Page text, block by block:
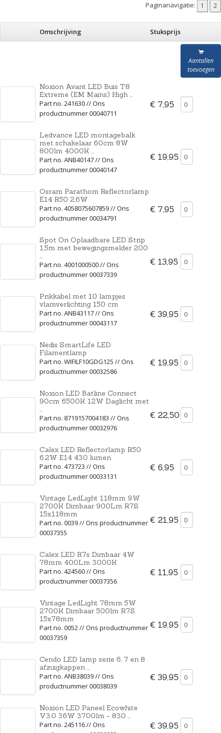
Paginanavigatie:
Omschrijving Stuksprijs
Aantallen
toevoegen
Noxion Avant LED Buis T8
Extreme (EM Mains) High ...
Part no. 241630 // Ons
productnummer 00040711
€ 7,95
Ledvance LED montagebalk
met schakelaar 60cm 8W
800lm 4000K ...
Part no. ANB40147 // Ons
productnummer 00040147
€ 19,95
Osram Parathom Reflectorlamp
E14 R50 2,6W
Part no. 4058075607859 // Ons
productnummer 00034791
€ 7,95
Spot On Oplaadbare LED Strip
1,5m met bewegingsmelder 200
...
Part no. 4001000500 // Ons
productnummer 00037339
€ 13,95
Prikkabel met 10 lampjes
vlamverlichting 150 cm
Part no. ANB43117 // Ons
productnummer 00043117
€ 39,95
Nedis SmartLife LED
Filamentlamp
Part no. WIFILF10GDG125 // Ons
productnummer 00032586
€ 19,95
Noxion LED Batline Connect
90cm 6500K 12W Daglicht met
...
Part no. 8719157004183 // Ons
productnummer 00032976
€ 22,50
Calex LED Reflectorlamp R50
6,2W E14 430 lumen
Part no. 473723 // Ons
productnummer 00033131
€ 6,95
Vintage LedLight 118mm 9W
2700K Dimbaar 900Lm R7S
15x118mm
Part no. 0039 // Ons productnummer
00037355
€ 21,95
Calex LED R7s Dimbaar 4W
78mm 400Lm 3000K
Part no. 424560 // Ons
productnummer 00037356
€ 11,95
Vintage LedLight 78mm 5W
2700K Dimbaar 500lm R7S
15x78mm
Part no. 0052 // Ons productnummer
00037359
€ 19,95
Cendo LED lamp serie 6, 7 en 8
afzuigkappen ...
Part no. ANB38039 // Ons
productnummer 00038039
€ 39,95
Noxion LED Paneel Ecowhite
V3.0 36W 3700lm - 830 ...
Part no. 245116 // Ons
€ 39,95